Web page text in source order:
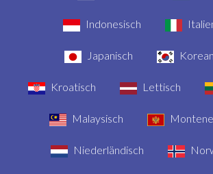
Indonesisch
Japanisch
Kroatisch Lettisch
Malaysisch
Niederländisch